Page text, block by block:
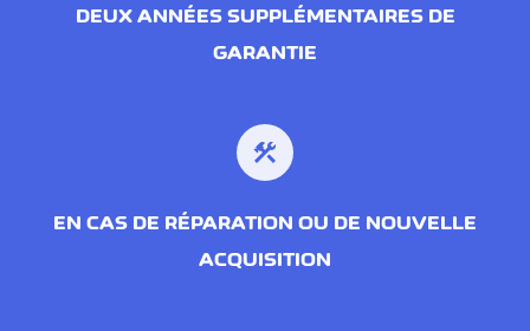
DEUX ANNÉES SUPPLÉMENTAIRES DE
GARANTIE
construction
EN CAS DE RÉPARATION OU DE NOUVELLE
ACQUISITION